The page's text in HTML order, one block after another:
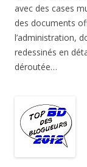
avec des cases
des documents
l’administration,
redessinés en
déroutée…